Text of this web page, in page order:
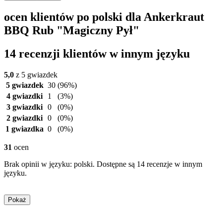
ocen klientów po polski dla Ankerkraut
BBQ Rub "Magiczny Pył"
14 recenzji klientów w innym języku
5,0 z 5 gwiazdek
5 gwiazdek 30 (96%)
4 gwiazdki
1
(3%)
3 gwiazdki 0
(0%)
2 gwiazdki 0
(0%)
1 gwiazdka 0 (0%)
31 ocen
Brak opinii w języku: polski. Dostępne są 14 recenzje w innym
języku.
Pokaż